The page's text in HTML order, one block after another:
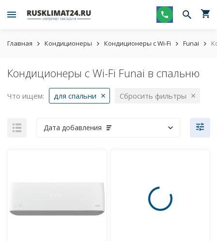
Главная Кондиционеры Кондиционеры с Wi-Fi Funai
Кондиционеры с Wi-Fi Funai в спальню
Что ищем: для спальни Сбросить фильтры
Дата добавления